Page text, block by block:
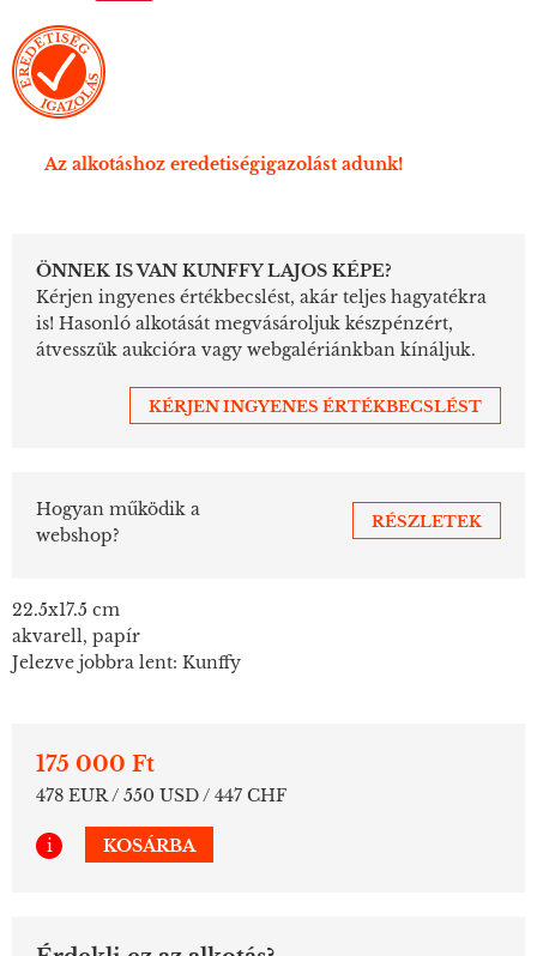
Az alkotáshoz eredetiségigazolást adunk!
ÖNNEK IS VAN KUNFFY LAJOS KÉPE?
Kérjen ingyenes értékbecslést, akár teljes hagyatékra
is! Hasonló alkotását megvásároljuk készpénzért,
átvesszük aukcióra vagy webgalériánkban kínáljuk.
KÉRJEN INGYENES ÉRTÉKBECSLÉST
Hogyan működik a
webshop?
RÉSZLETEK
22.5x17.5 cm
akvarell, papír
Jelezve jobbra lent: Kunffy
175 000 Ft
478 EUR / 550 USD / 447 CHF
i KOSÁRBA